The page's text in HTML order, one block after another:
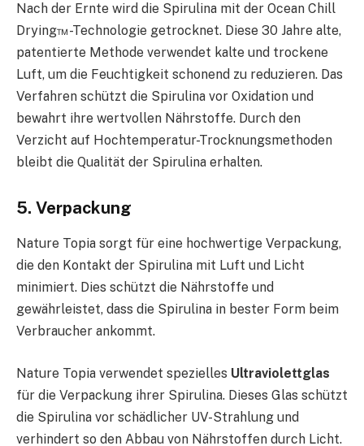
Nach der Ernte wird die Spirulina mit der Ocean Chill
Drying™-Technologie getrocknet. Diese 30 Jahre alte,
patentierte Methode verwendet kalte und trockene
Luft, um die Feuchtigkeit schonend zu reduzieren. Das
Verfahren schützt die Spirulina vor Oxidation und
bewahrt ihre wertvollen Nährstoffe. Durch den
Verzicht auf Hochtemperatur-Trocknungsmethoden
bleibt die Qualität der Spirulina erhalten.
5. Verpackung
Nature Topia sorgt für eine hochwertige Verpackung,
die den Kontakt der Spirulina mit Luft und Licht
minimiert. Dies schützt die Nährstoffe und
gewährleistet, dass die Spirulina in bester Form beim
Verbraucher ankommt.
Nature Topia verwendet spezielles Ultraviolettglas
für die Verpackung ihrer Spirulina. Dieses Glas schützt
die Spirulina vor schädlicher UV-Strahlung und
verhindert so den Abbau von Nährstoffen durch Licht.